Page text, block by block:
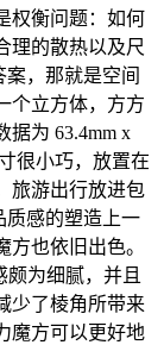
权衡问题：如何
理的散热以及尺
，那就是空间
个立方体，方方
据为 63.4mm x
很小巧，放置在
旅游出行放进包
质感的塑造上一
也依旧出色。
为细腻，并且
少了棱角所带来
魔方可以更好地